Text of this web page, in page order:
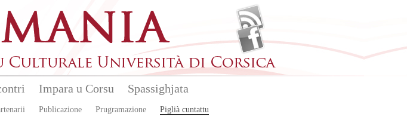
Publicazione Prugramazione Piglià cuntattu
Impara u Corsu Spassighjata